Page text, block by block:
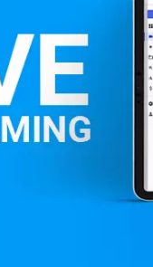
Alojamento de Vídeo
Video CMS
Privacidade e